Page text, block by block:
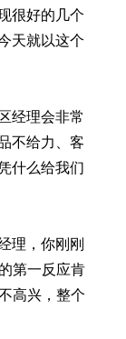
很好的几个
天就以这个
经理会非常
不给力、客
什么给我们
理，你刚刚
第一反应肯
高兴，整个